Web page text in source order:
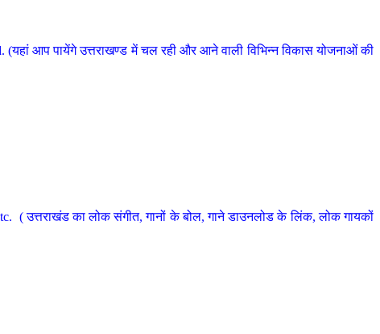
आप पायेंगे उत्तराखण्ड में चल रही और आने वाली विभिन्न विकास योजनाओं की
( उत्तराखंड का लोक संगीत, गानों के बोल, गाने डाउनलोड के लिंक, लोक गायकों